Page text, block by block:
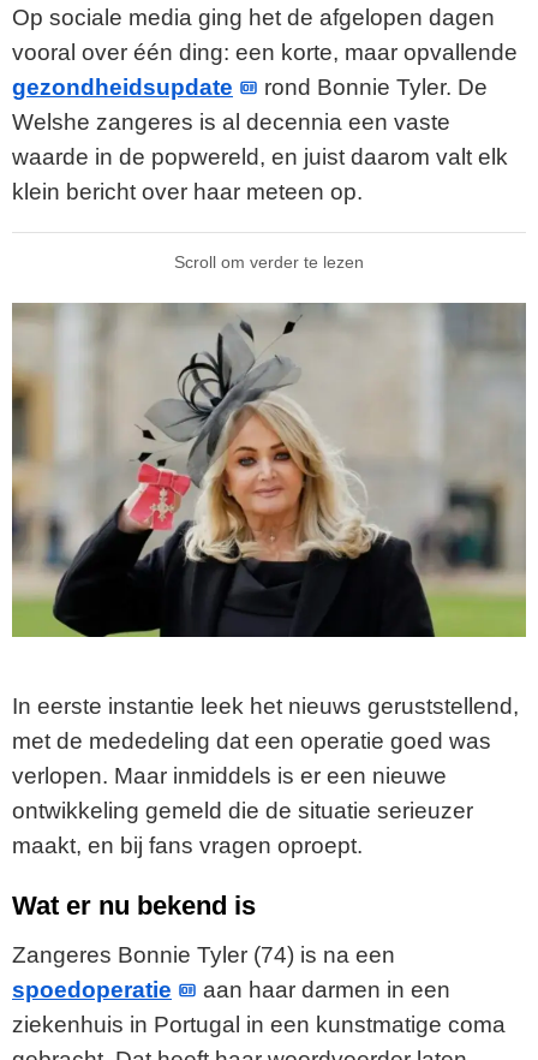
Op sociale media ging het de afgelopen dagen
vooral over één ding: een korte, maar opvallende
gezondheidsupdate
rond Bonnie Tyler. De
Welshe zangeres is al decennia een vaste
waarde in de popwereld, en juist daarom valt elk
klein bericht over haar meteen op.
Scroll om verder te lezen
In eerste instantie leek het nieuws geruststellend,
met de mededeling dat een operatie goed was
verlopen. Maar inmiddels is er een nieuwe
ontwikkeling gemeld die de situatie serieuzer
maakt, en bij fans vragen oproept.
Wat er nu bekend is
Zangeres Bonnie Tyler (74) is na een
spoedoperatie
aan haar darmen in een
ziekenhuis in Portugal in een kunstmatige coma